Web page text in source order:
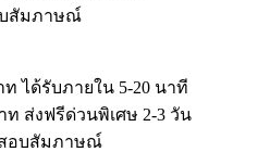
บสัมภาษณ์
ท ได้รับภายใน 5-20 นาที
ท ส่งฟรีด่วนพิเศษ 2-3 วัน
สอบสัมภาษณ์